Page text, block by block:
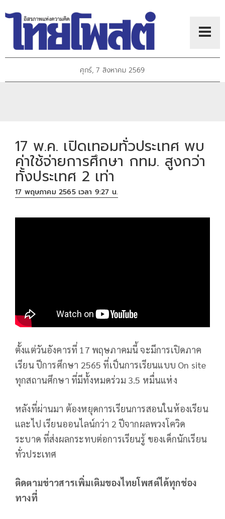
ศุกร์, 7 สิงหาคม 2569
17 พ.ค. เปิดเทอมทั่วประเทศ พบ
ค่าใช้จ่ายการศึกษา กทม. สูงกว่า
ทั้งประเทศ 2 เท่า
17 พฤษภาคม 2565 เวลา 9:27 น.
ตั้งแต่วันอังคารที่ 17 พฤษภาคมนี้ จะมีการเปิดภาค
เรียน ปีการศึกษา 2565 ที่เป็นการเรียนแบบ On site
ทุกสถานศึกษา ที่มีทั้งหมดร่วม 3.5 หมื่นแห่ง
หลังที่ผ่านมา ต้องหยุดการเรียนการสอนในห้องเรียน
และไป เรียนออนไลน์กว่า 2 ปีจากผลพวงโควิด
ระบาด ที่ส่งผลกระทบต่อการเรียนรู้ ของเด็กนักเรียน
ทั่วประเทศ
ติดตามข่าวสารเพิ่มเติมของไทยโพสต์ได้ทุกช่อง
ทางที่